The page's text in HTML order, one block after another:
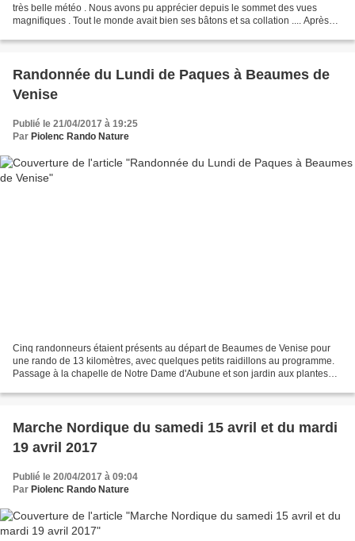
très belle météo . Nous avons pu apprécier depuis le sommet des vues
magnifiques . Tout le monde avait bien ses bâtons et sa collation .... Après
Randonnée du Lundi de Paques à Beaumes de
Venise
Publié le 21/04/2017 à 19:25
Par Piolenc Rando Nature
Cinq randonneurs étaient présents au départ de Beaumes de Venise pour
une rando de 13 kilomètres, avec quelques petits raidillons au programme.
Passage à la chapelle de Notre Dame d'Aubune et son jardin aux plantes
Marche Nordique du samedi 15 avril et du mardi
19 avril 2017
Publié le 20/04/2017 à 09:04
Par Piolenc Rando Nature